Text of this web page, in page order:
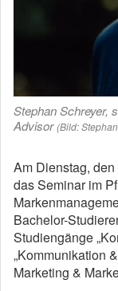
Stephan Schreyer,
Advisor (Bild:
Am Dienstag,
das Seminar im
Bachelor-
Studiengänge
„Kommunikation
Marketing &